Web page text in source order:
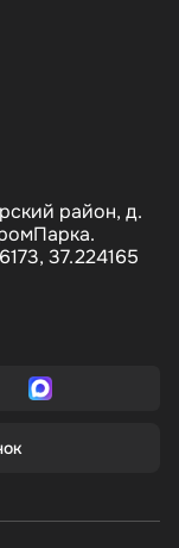
район, д.
37.224165